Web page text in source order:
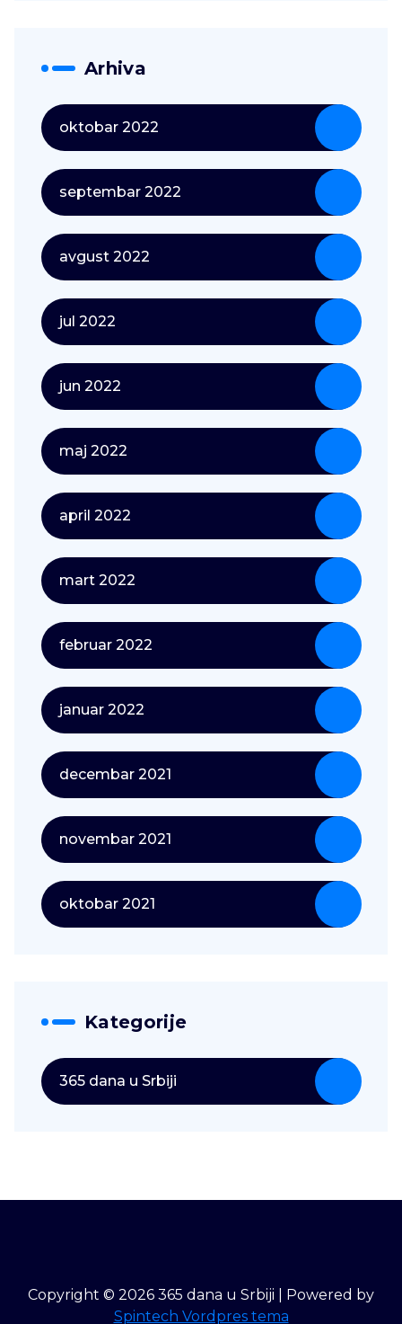
Arhiva
oktobar 2022
septembar 2022
avgust 2022
jul 2022
jun 2022
maj 2022
april 2022
mart 2022
februar 2022
januar 2022
decembar 2021
novembar 2021
oktobar 2021
Kategorije
365 dana u Srbiji
Copyright © 2026 365 dana u Srbiji | Powered by
Spintech Vordpres tema